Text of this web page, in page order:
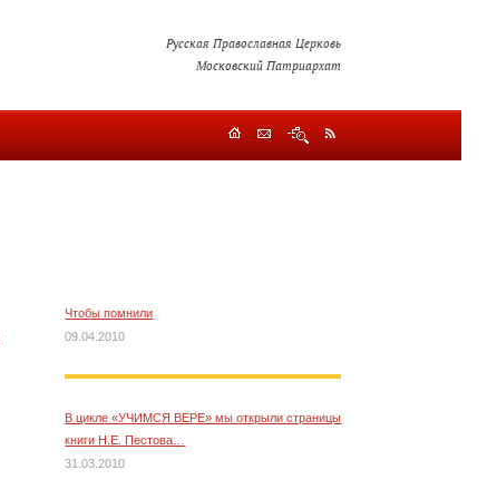
Русская Православная Церковь
Московский Патриархат
Чтобы помнили
09.04.2010
В цикле «УЧИМСЯ ВЕРЕ» мы открыли страницы
книги Н.Е. Пестова…
31.03.2010